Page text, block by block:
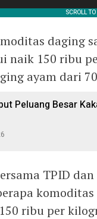
daging
naik 150 ribu
ayam dari
Peluang Besar
TPID
ribu per